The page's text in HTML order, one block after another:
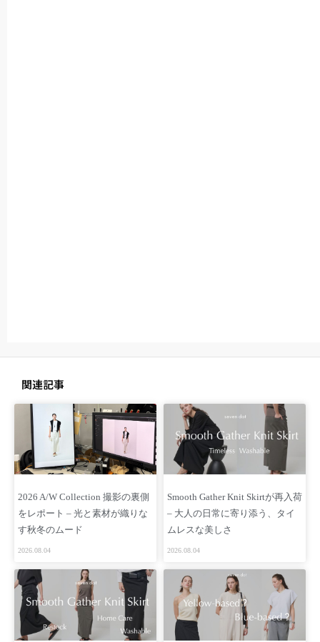
関連記事
2026 A/W Collection 撮影の裏側
をレポート – 光と素材が織りな
す秋冬のムード
2026.08.04
Smooth Gather Knit Skirtが再入荷
– 大人の日常に寄り添う、タイ
ムレスな美しさ
2026.08.04